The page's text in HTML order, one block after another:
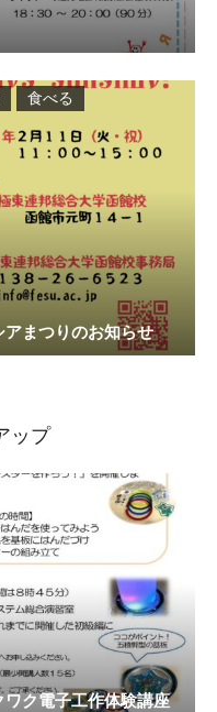
アまつりのお知らせ
食べる
ップ
ク電子工作体験講座